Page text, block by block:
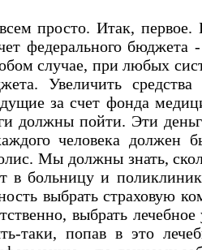
просто. Итак,
федерального бюджета
случае, при любых
Увеличить
за счет фонда
должны пойти. Эти
человека должен
Мы должны знать,
в больницу и
выбрать страховую
выбрать
таки, попав в это